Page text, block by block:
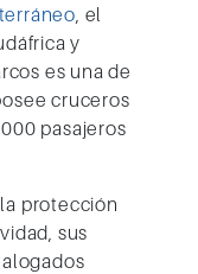
, el
y
es una de
cruceros
pasajeros
protección
sus